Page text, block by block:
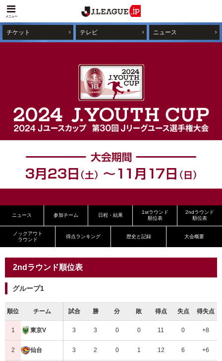
メニュー
チケット テレビ ニュース
ニュース 参加チーム 日程・結果
1stラウンド
順位表
2ndラウンド
順位表
ノックアウト
ラウンド
得点ランキング 歴史と記録 大会概要
2ndラウンド順位表
グループ1
順位 チーム 試合 勝 分 敗 得点 失点 得失点
1 東京V 3 3 0 0 11 0 +8
2 仙台 3 2 0 1 12 6 +6